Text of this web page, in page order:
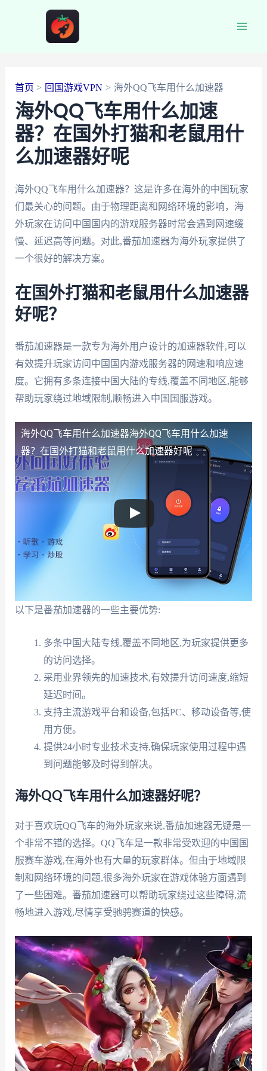
首页 回国游戏VPN 海外QQ飞车用什么加速器
海外QQ飞车用什么加速
器？在国外打猫和老鼠用什
么加速器好呢
海外QQ飞车用什么加速器？这是许多在海外的中国玩家
们最关心的问题。由于物理距离和网络环境的影响，海
外玩家在访问中国国内的游戏服务器时常会遇到网速缓
慢、延迟高等问题。对此,番茄加速器为海外玩家提供了
一个很好的解决方案。
在国外打猫和老鼠用什么加速器
好呢？
番茄加速器是一款专为海外用户设计的加速器软件,可以
有效提升玩家访问中国国内游戏服务器的网速和响应速
度。它拥有多条连接中国大陆的专线,覆盖不同地区,能够
帮助玩家绕过地域限制,顺畅进入中国国服游戏。
海外QQ飞车用什么加速器海外QQ飞车用什么加速
器？在国外打猫和老鼠用什么加速器好呢
以下是番茄加速器的一些主要优势:
多条中国大陆专线,覆盖不同地区,为玩家提供更多
的访问选择。
采用业界领先的加速技术,有效提升访问速度,缩短
延迟时间。
支持主流游戏平台和设备,包括PC、移动设备等,使
用方便。
提供24小时专业技术支持,确保玩家使用过程中遇
到问题能够及时得到解决。
海外QQ飞车用什么加速器好呢？
对于喜欢玩QQ飞车的海外玩家来说,番茄加速器无疑是一
个非常不错的选择。QQ飞车是一款非常受欢迎的中国国
服赛车游戏,在海外也有大量的玩家群体。但由于地域限
制和网络环境的问题,很多海外玩家在游戏体验方面遇到
了一些困难。番茄加速器可以帮助玩家绕过这些障碍,流
畅地进入游戏,尽情享受驰骋赛道的快感。